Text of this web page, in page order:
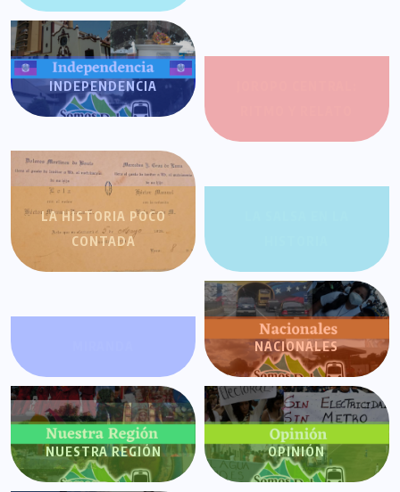
INDEPENDENCIA
LA HISTORIA POCO
CONTADA
NACIONALES
NUESTRA REGIÓN OPINIÓN